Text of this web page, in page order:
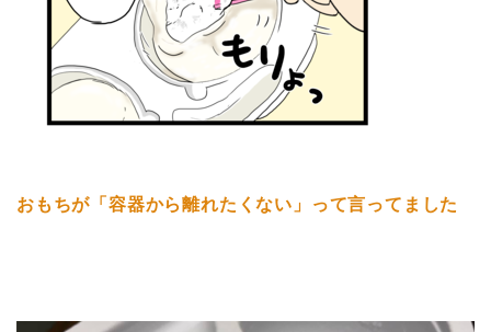
おもちが「容器から離れたくない」って言ってました